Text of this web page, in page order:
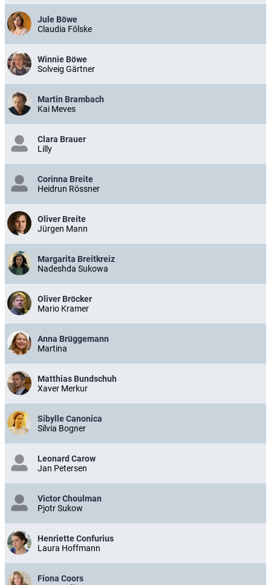
Jule Böwe
Claudia Fölske
Winnie Böwe
Solveig Gärtner
Martin Brambach
Kai Meves
Clara Brauer
Lilly
Corinna Breite
Heidrun Rössner
Oliver Breite
Jürgen Mann
Margarita Breitkreiz
Nadeshda Sukowa
Oliver Bröcker
Mario Kramer
Anna Brüggemann
Martina
Matthias Bundschuh
Xaver Merkur
Sibylle Canonica
Silvia Bogner
Leonard Carow
Jan Petersen
Victor Choulman
Pjotr Sukow
Henriette Confurius
Laura Hoffmann
Fiona Coors